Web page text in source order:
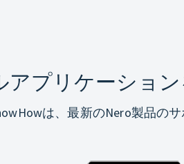
アプリケーショ
は、最新のNero製品のサ